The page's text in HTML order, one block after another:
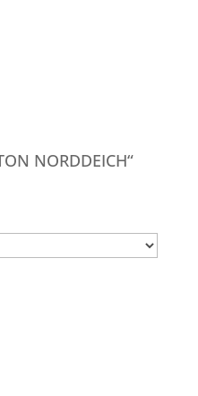
NORDDEICH“